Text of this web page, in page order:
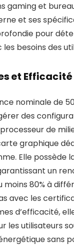
gaming et
et ses
pour
besoins des
et Efficacité
nominale de
des
de
graphique
Elle possède
un
moins 80% à
avec les
d’efficacité,
les utilisateurs
sans